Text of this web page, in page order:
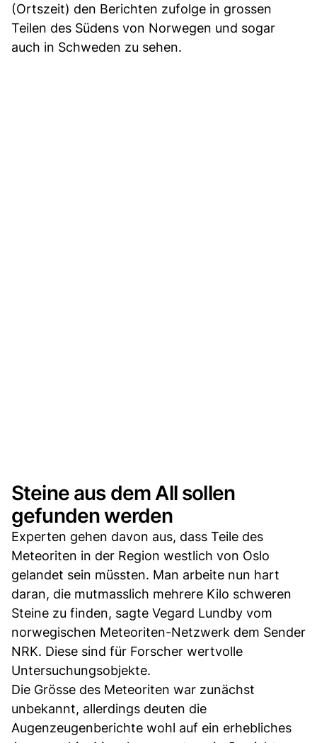
(Ortszeit) den Berichten zufolge in grossen
Teilen des Südens von Norwegen und sogar
auch in Schweden zu sehen.
Steine aus dem All sollen
gefunden werden
Experten gehen davon aus, dass Teile des
Meteoriten in der Region westlich von Oslo
gelandet sein müssten. Man arbeite nun hart
daran, die mutmasslich mehrere Kilo schweren
Steine zu finden, sagte Vegard Lundby vom
norwegischen Meteoriten-Netzwerk dem Sender
NRK. Diese sind für Forscher wertvolle
Untersuchungsobjekte.
Die Grösse des Meteoriten war zunächst
unbekannt, allerdings deuten die
Augenzeugenberichte wohl auf ein erhebliches